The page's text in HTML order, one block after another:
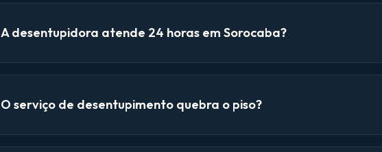
A desentupidora atende 24 horas em Sorocaba?
O serviço de desentupimento quebra o piso?